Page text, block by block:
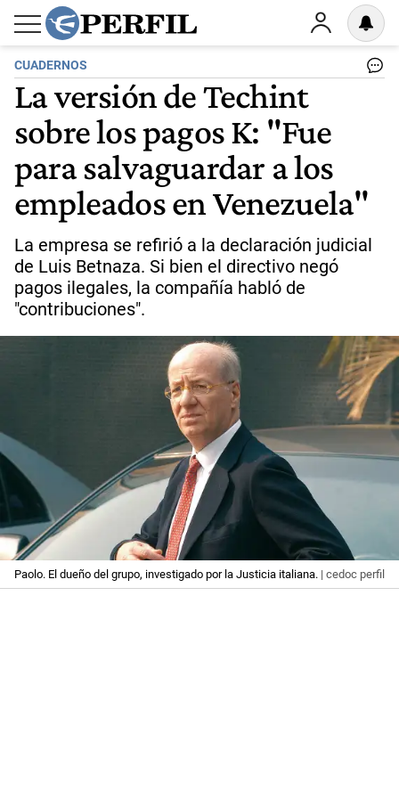
CUADERNOS
La versión de Techint
sobre los pagos K: "Fue
para salvaguardar a los
empleados en Venezuela"
La empresa se refirió a la declaración judicial
de Luis Betnaza. Si bien el directivo negó
pagos ilegales, la compañía habló de
"contribuciones".
Paolo. El dueño del grupo, investigado por la Justicia italiana. | cedoc perfil